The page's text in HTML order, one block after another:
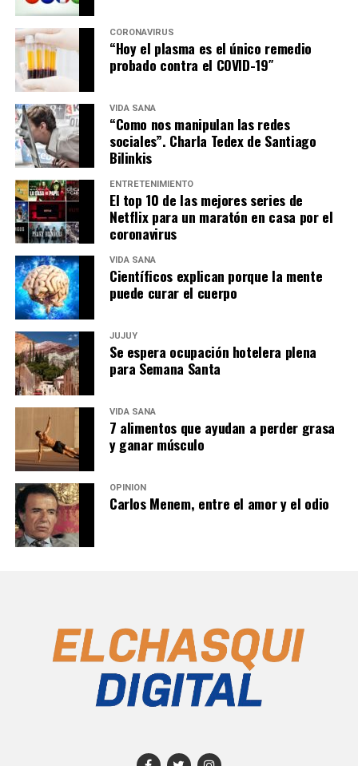
CORONAVIRUS
“Hoy el plasma es el único remedio
probado contra el COVID-19″
VIDA SANA
“Como nos manipulan las redes
sociales”. Charla Tedex de Santiago
Bilinkis
ENTRETENIMIENTO
El top 10 de las mejores series de
Netflix para un maratón en casa por el
coronavirus
VIDA SANA
Científicos explican porque la mente
puede curar el cuerpo
JUJUY
Se espera ocupación hotelera plena
para Semana Santa
VIDA SANA
7 alimentos que ayudan a perder grasa
y ganar músculo
OPINIÓN
Carlos Menem, entre el amor y el odio